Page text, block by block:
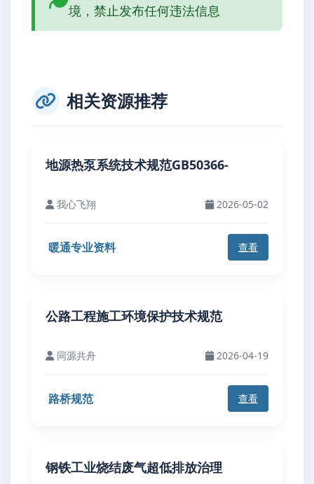
境，禁止发布任何违法信息
相关资源推荐
地源热泵系统技术规范GB50366-
我心飞翔 2026-05-02
暖通专业资料 查看
公路工程施工环境保护技术规范
同源共舟 2026-04-19
路桥规范 查看
钢铁工业烧结废气超低排放治理